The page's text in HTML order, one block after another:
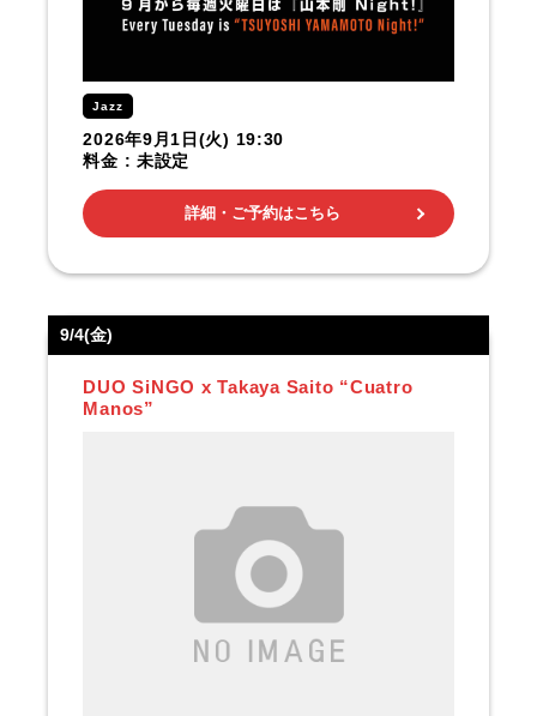
Jazz
2026年9月1日(火) 19:30
料金 : 未設定
詳細・ご予約はこちら
9/4(金)
DUO SiNGO x Takaya Saito “Cuatro
Manos”